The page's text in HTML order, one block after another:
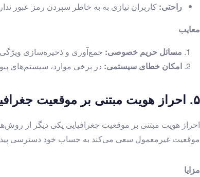
راحتی: کاربران نیازی به به خاطر سپردن رمز عبور
معایب
مسائل حریم خصوصی: جمع‌آوری و ذخیره‌سازی
امکان خطای سیستمی: در برخی موارد، سیستم‌های
۵. احراز هویت مبتنی بر موقعیت جغرافیایی
احراز هویت مبتنی بر موقعیت جغرافیایی یکی دیگر از
موقعیت غیرمعمول سعی می‌کند به حساب خود دسترسی پیدا
مزایا